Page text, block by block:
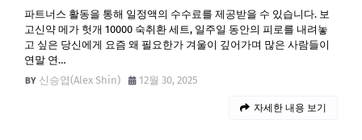
파트너스 활동을 통해 일정액의 수수료를 제공받을 수 있습니다. 보
고신약 메가 헛개 10000 숙취환 세트, 일주일 동안의 피로를 내려놓
고 싶은 당신에게 요즘 왜 필요한가 겨울이 깊어가며 많은 사람들이
연말 연…
신승엽(Alex Shin)
12월 30, 2025
자세한 내용 보기